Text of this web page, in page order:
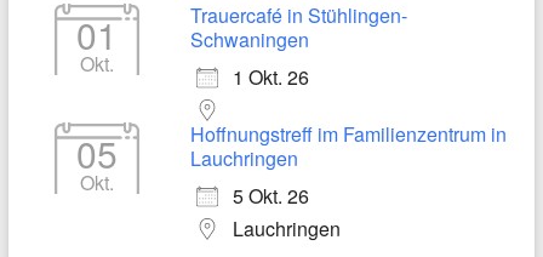
01
Okt.
Trauercafé in Stühlingen-
Schwaningen
1 Okt. 26
05
Okt.
Hoffnungstreff im Familienzentrum in
Lauchringen
5 Okt. 26
Lauchringen